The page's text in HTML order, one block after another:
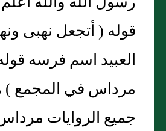
قوله ( أتجعل نهبى
العبيد اسم فرسه
مرداس في المجمع )
جميع الروايات